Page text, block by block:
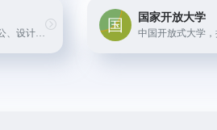
提供各类电脑、办公、设计、影视、工业、程序、网页、会计等领域的视频教程和免费教程，帮助用户快速掌握技能和知识。
国家开放大学